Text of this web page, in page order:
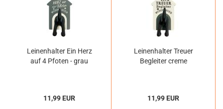
Leinenhalter Ein Herz
auf 4 Pfoten - grau
11,99 EUR
Leinenhalter Treuer
Begleiter creme
11,99 EUR